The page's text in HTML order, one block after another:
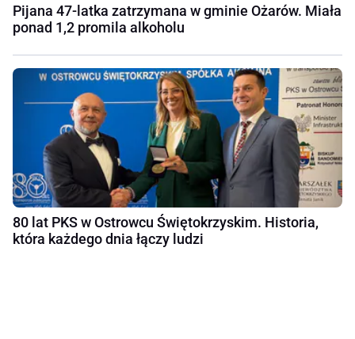
Pijana 47-latka zatrzymana w gminie Ożarów. Miała
ponad 1,2 promila alkoholu
80 lat PKS w Ostrowcu Świętokrzyskim. Historia,
która każdego dnia łączy ludzi